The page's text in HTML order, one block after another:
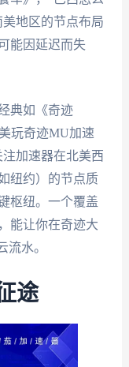
地区的节点布局
能因延迟而失
典如《奇迹
玩奇迹MU加速
加速器在北美西
纽约）的节点质
枢纽。一个覆盖
能让你在奇迹大
流水。
途